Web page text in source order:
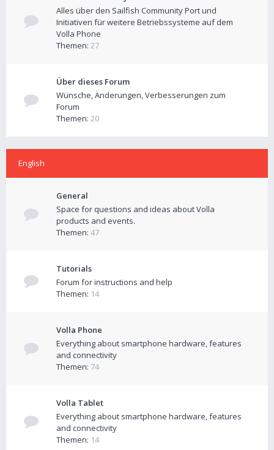
Alles über den Sailfish Community Port und
Initiativen für weitere Betriebssysteme auf dem
Volla Phone
Themen: 27
Über dieses Forum
Wünsche, Änderungen, Verbesserungen zum
Forum
Themen: 20
English
General
Space for questions and ideas about Volla
products and events.
Themen: 47
Tutorials
Forum for instructions and help
Themen: 14
Volla Phone
Everything about smartphone hardware, features
and connectivity
Themen: 74
Volla Tablet
Everything about smartphone hardware, features
and connectivity
Themen: 14